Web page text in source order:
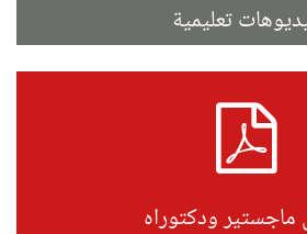
تعليمية
ماجستير ودكتوراه